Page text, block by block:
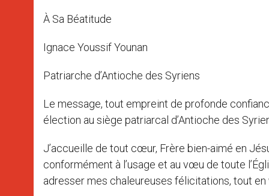
À Sa Béatitude
Ignace Youssif Younan
Patriarche d’Antioche des Syriens
Le message, tout empreint de profonde
élection au siège patriarcal d’Antioche des
J’accueille de tout cœur, Frère bien-aimé en
conformément à l’usage et au vœu de toute
adresser mes chaleureuses félicitations, tout